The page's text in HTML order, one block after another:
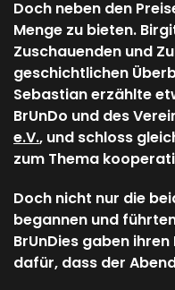
Doch neben den
Menge zu bieten.
Zuschauenden und
geschichtlichen
Sebastian erzählte
BrUnDo und des
e.V., und schloss
zum Thema
Doch nicht nur die
begannen und
BrUnDies gaben
dafür, dass der